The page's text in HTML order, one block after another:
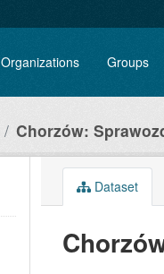
Organizations Groups
Chorzów:
Dataset